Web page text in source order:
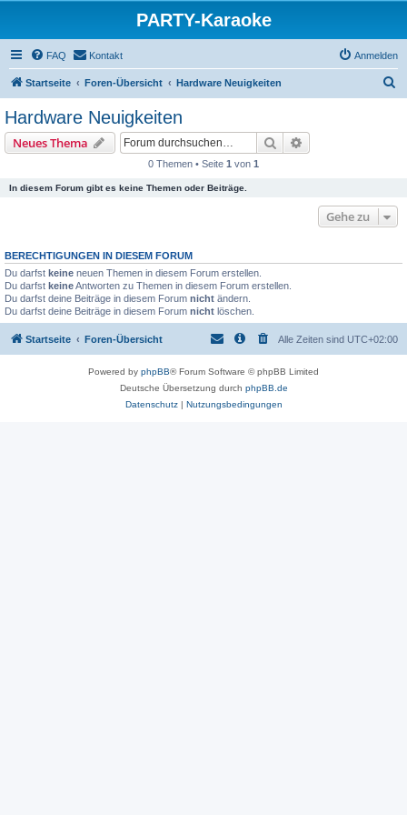
PARTY-Karaoke
FAQ Kontakt Anmelden
Startseite Foren-Übersicht Hardware Neuigkeiten
Hardware Neuigkeiten
Neues Thema Suche
0 Themen • Seite 1 von 1
In diesem Forum gibt es keine Themen oder Beiträge.
Gehe zu
BERECHTIGUNGEN IN DIESEM FORUM
Du darfst keine neuen Themen in diesem Forum erstellen.
Du darfst keineAntworten zu Themen in diesem Forum erstellen.
Du darfst deine Beiträge in diesem Forum nicht ändern.
Du darfst deine Beiträge in diesem Forum nicht löschen.
Startseite Foren-Übersicht Alle Zeiten sind UTC+02:00
Powered by phpBB® Forum Software © phpBB Limited
Deutsche Übersetzung durch phpBB.de
Datenschutz| Nutzungsbedingungen